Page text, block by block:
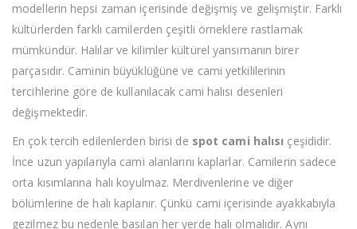
modellerin hepsi zaman içerisinde değişmiş ve gelişmiştir. Farklı
kültürlerden farklı camilerden çeşitli örneklere rastlamak
mümkündür. Halılar ve kilimler kültürel yansımanın birer
parçasıdır. Caminin büyüklüğüne ve cami yetkililerinin
tercihlerine göre de kullanılacak cami halısı desenleri
değişmektedir.
En çok tercih edilenlerden birisi de spot cami halısı çeşididir.
İnce uzun yapılarıyla cami alanlarını kaplarlar. Camilerin sadece
orta kısımlarına halı koyulmaz. Merdivenlerine ve diğer
bölümlerine de halı kaplanır. Çünkü cami içerisinde ayakkabıyla
gezilmez bu nedenle basılan her yerde halı olmalıdır. Aynı